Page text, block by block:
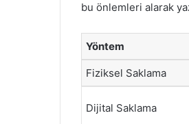
bu önlemleri alarak
Yöntem
Fiziksel Saklama
Dijital Saklama